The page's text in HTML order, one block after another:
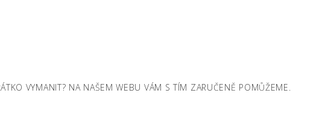
VYMANIT? NA NAŠEM WEBU VÁM S TÍM ZARUČENĚ POMŮŽEME.